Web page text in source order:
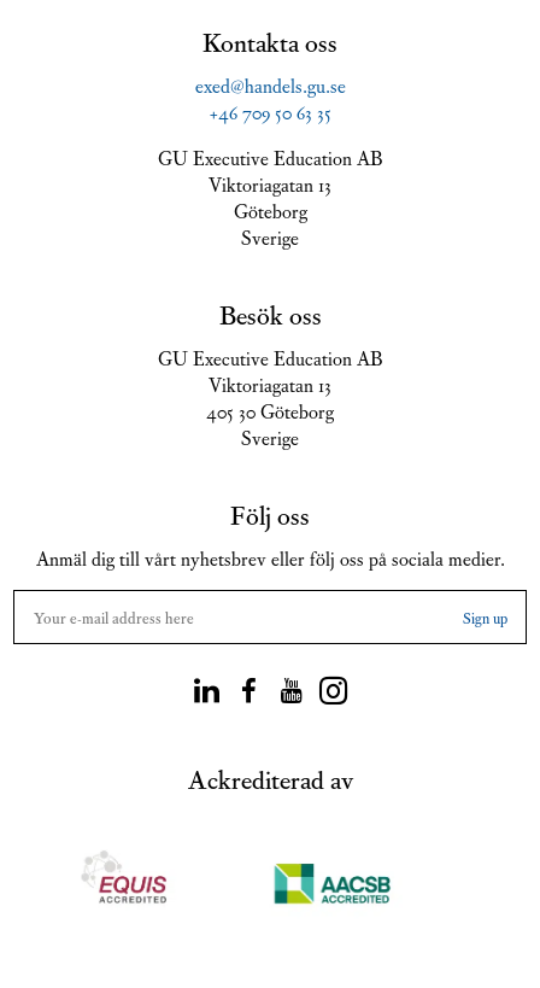
Kontakta oss
exed@handels.gu.se
+46 709 50 63 35
GU Executive Education AB
Viktoriagatan 13
Göteborg
Sverige
Besök oss
GU Executive Education AB
Viktoriagatan 13
405 30 Göteborg
Sverige
Följ oss
Anmäl dig till vårt nyhetsbrev eller följ oss på sociala medier.
Ackrediterad av